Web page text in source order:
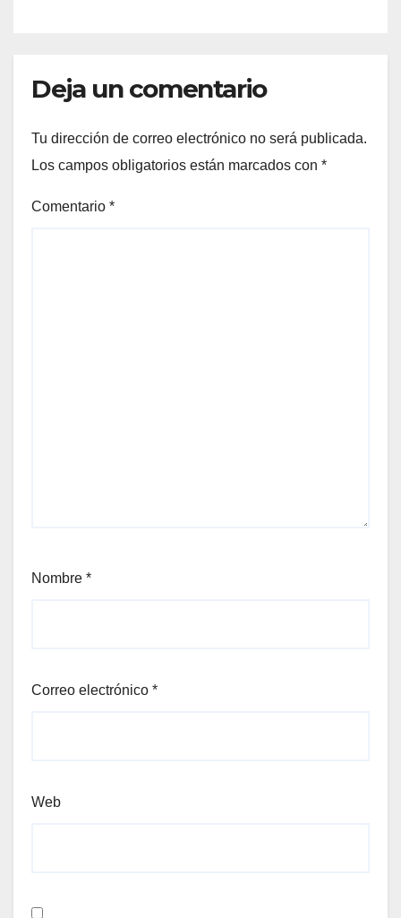
Deja un comentario
Tu dirección de correo electrónico no será publicada.
Los campos obligatorios están marcados con *
Comentario *
Nombre *
Correo electrónico *
Web